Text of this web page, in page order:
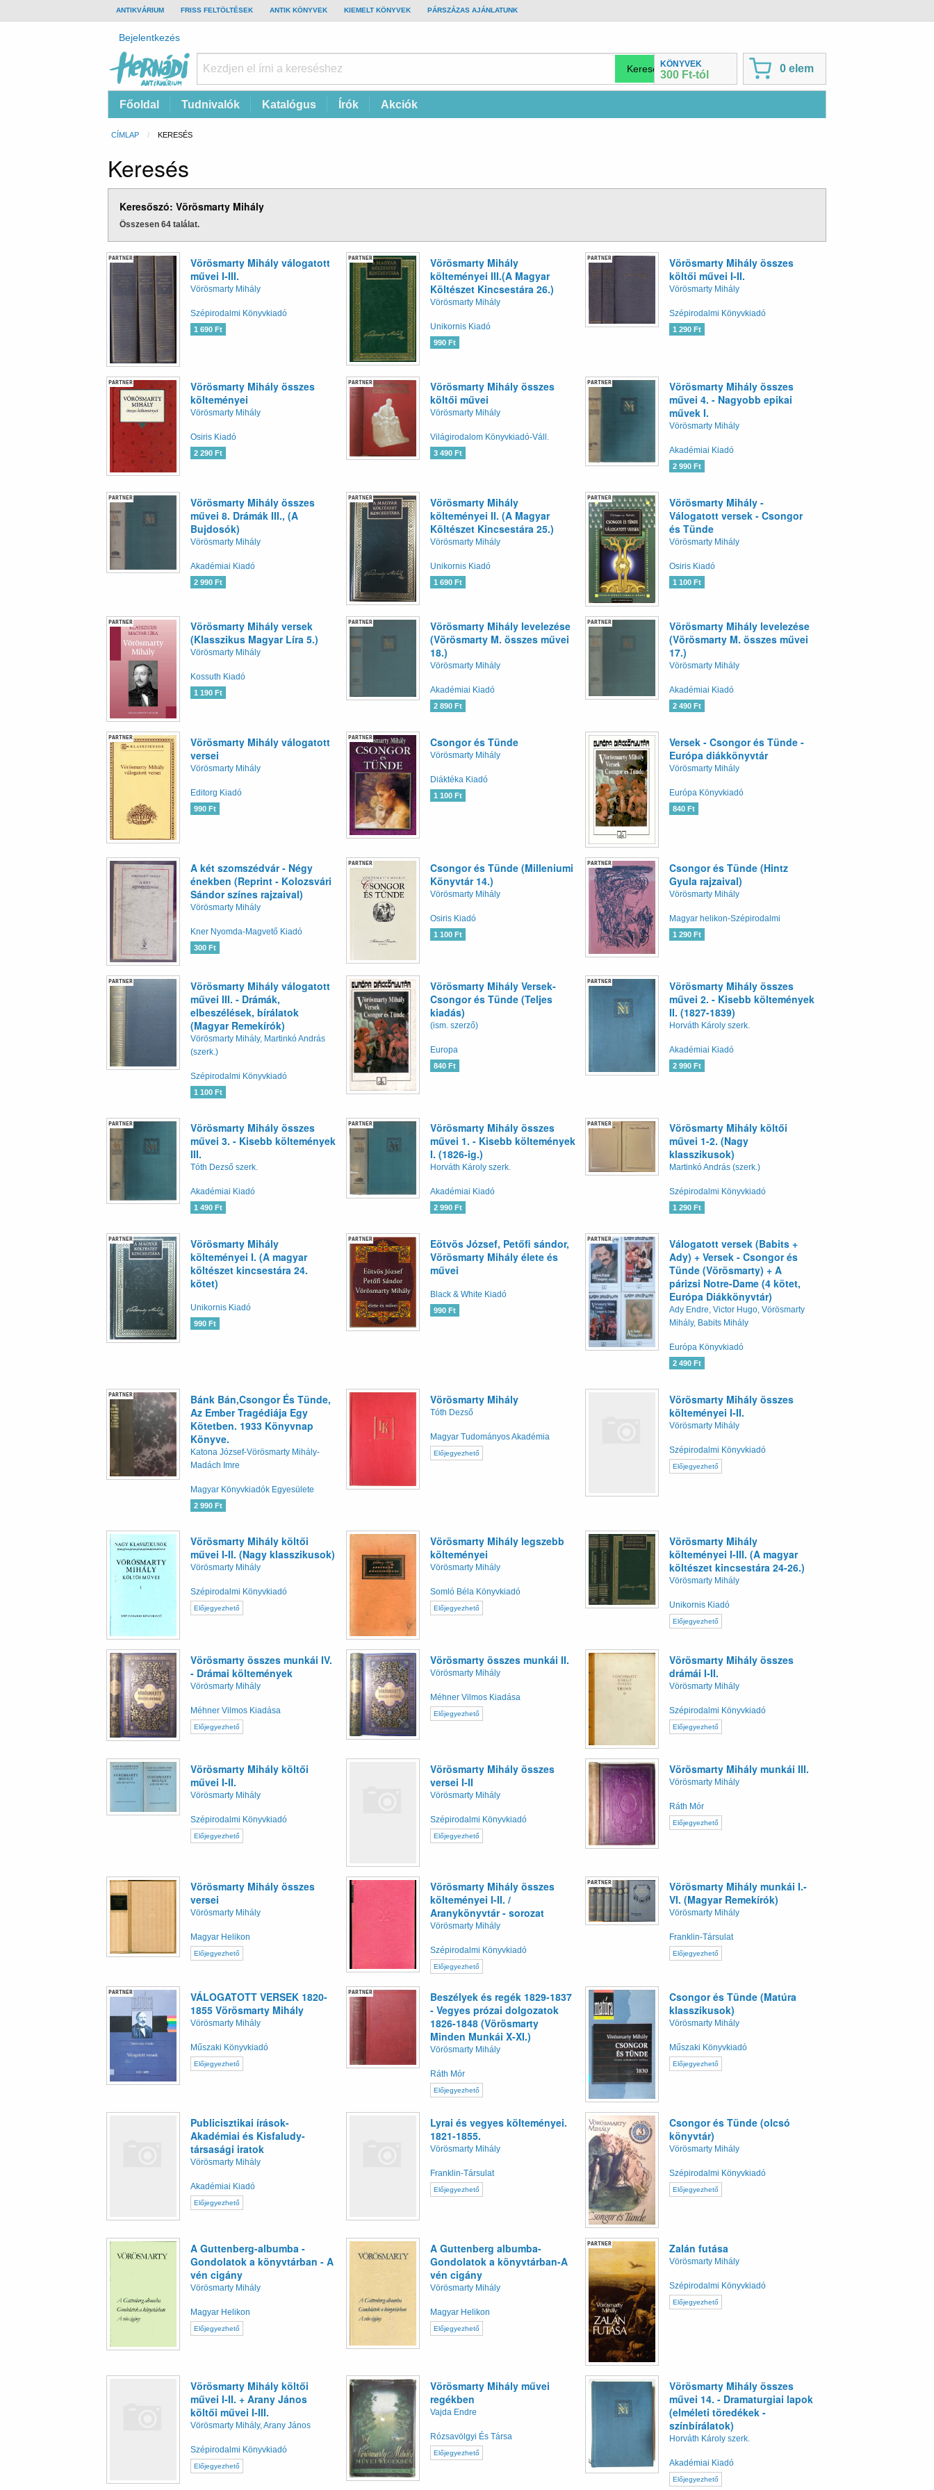
TOP
BAR
ANTIKVÁRIUM FRISS FELTÖLTÉSEK ANTIK KÖNYVEK KIEMELT KÖNYVEK PÁRSZÁZAS AJÁNLATUNK
Felhasználói
fiók
menüje
Bejelentkezés
Antikvárium
Online
KÖNYVEK
300 Ft-tól
0 elem
Fő
navigáció
Főoldal Tudnivalók Katalógus Írók Akciók
Morzsa
CÍMLAP CURRENT:
KERESÉS
Keresés
Keresőszó: Vörösmarty Mihály
Összesen 64 találat.
PARTNER
Vörösmarty Mihály válogatott
művei I-III.
Vörösmarty Mihály
Szépirodalmi Könyvkiadó
1 690 Ft
PARTNER
Vörösmarty Mihály
költeményei III.(A Magyar
Költészet Kincsestára 26.)
Vörösmarty Mihály
Unikornis Kiadó
990 Ft
PARTNER
Vörösmarty Mihály összes
költői művei I-II.
Vörösmarty Mihály
Szépirodalmi Könyvkiadó
1 290 Ft
PARTNER
Vörösmarty Mihály összes
költeményei
Vörösmarty Mihály
Osiris Kiadó
2 290 Ft
PARTNER
Vörösmarty Mihály összes
költői művei
Vörösmarty Mihály
Világirodalom Könyvkiadó-Váll.
3 490 Ft
PARTNER
Vörösmarty Mihály összes
művei 4. - Nagyobb epikai
művek I.
Vörösmarty Mihály
Akadémiai Kiadó
2 990 Ft
PARTNER
Vörösmarty Mihály összes
művei 8. Drámák III., (A
Bujdosók)
Vörösmarty Mihály
Akadémiai Kiadó
2 990 Ft
PARTNER
Vörösmarty Mihály
költeményei II. (A Magyar
Költészet Kincsestára 25.)
Vörösmarty Mihály
Unikornis Kiadó
1 690 Ft
PARTNER
Vörösmarty Mihály -
Válogatott versek - Csongor
és Tünde
Vörösmarty Mihály
Osiris Kiadó
1 100 Ft
PARTNER
Vörösmarty Mihály versek
(Klasszikus Magyar Líra 5.)
Vörösmarty Mihály
Kossuth Kiadó
1 190 Ft
PARTNER
Vörösmarty Mihály levelezése
(Vörösmarty M. összes művei
18.)
Vörösmarty Mihály
Akadémiai Kiadó
2 890 Ft
PARTNER
Vörösmarty Mihály levelezése
(Vörösmarty M. összes művei
17.)
Vörösmarty Mihály
Akadémiai Kiadó
2 490 Ft
PARTNER
Vörösmarty Mihály válogatott
versei
Vörösmarty Mihály
Editorg Kiadó
990 Ft
PARTNER Csongor és Tünde
Vörösmarty Mihály
Diáktéka Kiadó
1 100 Ft
Versek - Csongor és Tünde -
Európa diákkönyvtár
Vörösmarty Mihály
Európa Könyvkiadó
840 Ft
A két szomszédvár - Négy
énekben (Reprint - Kolozsvári
Sándor színes rajzaival)
Vörösmarty Mihály
Kner Nyomda-Magvető Kiadó
300 Ft
PARTNER
Csongor és Tünde (Milleniumi
Könyvtár 14.)
Vörösmarty Mihály
Osiris Kiadó
1 100 Ft
PARTNER
Csongor és Tünde (Hintz
Gyula rajzaival)
Vörösmarty Mihály
Magyar helikon-Szépirodalmi
1 290 Ft
PARTNER
Vörösmarty Mihály válogatott
művei III. - Drámák,
elbeszélések, bírálatok
(Magyar Remekírók)
Vörösmarty Mihály, Martinkó András
(szerk.)
Szépirodalmi Könyvkiadó
1 100 Ft
Vörösmarty Mihály Versek-
Csongor és Tünde (Teljes
kiadás)
(ism. szerző)
Europa
840 Ft
PARTNER
Vörösmarty Mihály összes
művei 2. - Kisebb költemények
II. (1827-1839)
Horváth Károly szerk.
Akadémiai Kiadó
2 990 Ft
PARTNER
Vörösmarty Mihály összes
művei 3. - Kisebb költemények
III.
Tóth Dezső szerk.
Akadémiai Kiadó
1 490 Ft
PARTNER
Vörösmarty Mihály összes
művei 1. - Kisebb költemények
I. (1826-ig.)
Horváth Károly szerk.
Akadémiai Kiadó
2 990 Ft
PARTNER
Vörösmarty Mihály költői
művei 1-2. (Nagy
klasszikusok)
Martinkó András (szerk.)
Szépirodalmi Könyvkiadó
1 290 Ft
PARTNER
Vörösmarty Mihály
költeményei I. (A magyar
költészet kincsestára 24.
kötet)
Unikornis Kiadó
990 Ft
PARTNER
Eötvös József, Petőfi sándor,
Vörösmarty Mihály élete és
művei
Black & White Kiadó
990 Ft
PARTNER
Válogatott versek (Babits +
Ady) + Versek - Csongor és
Tünde (Vörösmarty) + A
párizsi Notre-Dame (4 kötet,
Európa Diákkönyvtár)
Ady Endre, Victor Hugo, Vörösmarty
Mihály, Babits Mihály
Európa Könyvkiadó
2 490 Ft
PARTNER
Bánk Bán,Csongor És Tünde,
Az Ember Tragédiája Egy
Kötetben. 1933 Könyvnap
Könyve.
Katona József-Vörösmarty Mihály-
Madách Imre
Magyar Könyvkiadók Egyesülete
2 990 Ft
Vörösmarty Mihály
Tóth Dezső
Magyar Tudományos Akadémia
Előjegyezhető
Vörösmarty Mihály összes
költeményei I-II.
Vörösmarty Mihály
Szépirodalmi Könyvkiadó
Előjegyezhető
Vörösmarty Mihály költői
művei I-II. (Nagy klasszikusok)
Vörösmarty Mihály
Szépirodalmi Könyvkiadó
Előjegyezhető
Vörösmarty Mihály legszebb
költeményei
Vörösmarty Mihály
Somló Béla Könyvkiadó
Előjegyezhető
Vörösmarty Mihály
költeményei I-III. (A magyar
költészet kincsestára 24-26.)
Vörösmarty Mihály
Unikornis Kiadó
Előjegyezhető
Vörösmarty összes munkái IV.
- Drámai költemények
Vörösmarty Mihály
Méhner Vilmos Kiadása
Előjegyezhető
Vörösmarty összes munkái II.
Vörösmarty Mihály
Méhner Vilmos Kiadása
Előjegyezhető
Vörösmarty Mihály összes
drámái I-II.
Vörösmarty Mihály
Szépirodalmi Könyvkiadó
Előjegyezhető
Vörösmarty Mihály költői
művei I-II.
Vörösmarty Mihály
Szépirodalmi Könyvkiadó
Előjegyezhető
Vörösmarty Mihály összes
versei I-II
Vörösmarty Mihály
Szépirodalmi Könyvkiadó
Előjegyezhető
Vörösmarty Mihály munkái III.
Vörösmarty Mihály
Ráth Mór
Előjegyezhető
Vörösmarty Mihály összes
versei
Vörösmarty Mihály
Magyar Helikon
Előjegyezhető
Vörösmarty Mihály összes
költeményei I-II. /
Aranykönyvtár - sorozat
Vörösmarty Mihály
Szépirodalmi Könyvkiadó
Előjegyezhető
PARTNER
Vörösmarty Mihály munkái I.-
VI. (Magyar Remekírók)
Vörösmarty Mihály
Franklin-Társulat
Előjegyezhető
PARTNER
VÁLOGATOTT VERSEK 1820-
1855 Vörösmarty Mihály
Vörösmarty Mihály
Műszaki Könyvkiadó
Előjegyezhető
PARTNER
Beszélyek és regék 1829-1837
- Vegyes prózai dolgozatok
1826-1848 (Vörösmarty
Minden Munkái X-XI.)
Vörösmarty Mihály
Ráth Mór
Előjegyezhető
Csongor és Tünde (Matúra
klasszikusok)
Vörösmarty Mihály
Műszaki Könyvkiadó
Előjegyezhető
Publicisztikai írások-
Akadémiai és Kisfaludy-
társasági iratok
Vörösmarty Mihály
Akadémiai Kiadó
Előjegyezhető
Lyrai és vegyes költeményei.
1821-1855.
Vörösmarty Mihály
Franklin-Társulat
Előjegyezhető
Csongor és Tünde (olcsó
könyvtár)
Vörösmarty Mihály
Szépirodalmi Könyvkiadó
Előjegyezhető
A Guttenberg-albumba -
Gondolatok a könyvtárban - A
vén cigány
Vörösmarty Mihály
Magyar Helikon
Előjegyezhető
A Guttenberg albumba-
Gondolatok a könyvtárban-A
vén cigány
Vörösmarty Mihály
Magyar Helikon
Előjegyezhető
PARTNER Zalán futása
Vörösmarty Mihály
Szépirodalmi Könyvkiadó
Előjegyezhető
Vörösmarty Mihály költői
művei I-II. + Arany János
költői művei I-III.
Vörösmarty Mihály, Arany János
Szépirodalmi Könyvkiadó
Előjegyezhető
Vörösmarty Mihály művei
regékben
Vajda Endre
Rózsavölgyi És Társa
Előjegyezhető
Vörösmarty Mihály összes
művei 14. - Dramaturgiai lapok
(elméleti töredékek -
színbírálatok)
Horváth Károly szerk.
Akadémiai Kiadó
Előjegyezhető